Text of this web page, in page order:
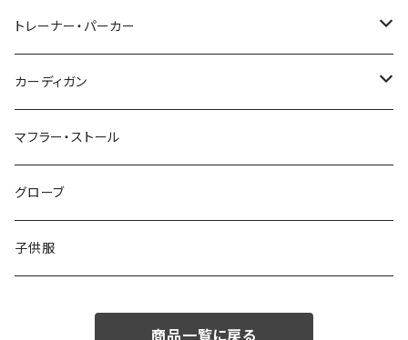
48/L
50/XL～
46/M
48/L
50/XL～
～44/S
46/M
48/L
50/XL～
トレーナー・パーカー
～44/S
46/M
48/L
50/XL～
カーディガン
～44/S
46/M
48/L
マフラー・ストール
グローブ
子供服
商品一覧に戻る